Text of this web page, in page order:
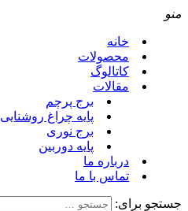
منو
خانه
محصولات
کاتالوگ
مقالات
برج پرچم
پایه چراغ روشنایی
برج نوری
پایه دوربین
درباره ما
تماس با ما
جستجو برای: